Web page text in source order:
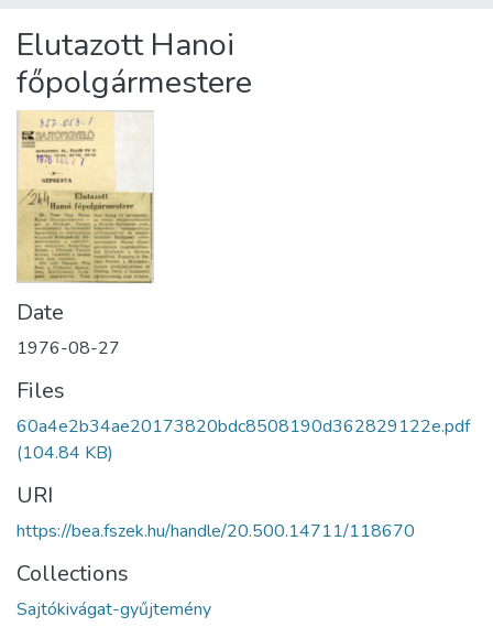
About us
Elutazott Hanoi
főpolgármestere
Date
1976-08-27
Files
60a4e2b34ae20173820bdc8508190d362829122e.pdf
(104.84 KB)
URI
https://bea.fszek.hu/handle/20.500.14711/118670
Collections
Sajtókivágat-gyűjtemény